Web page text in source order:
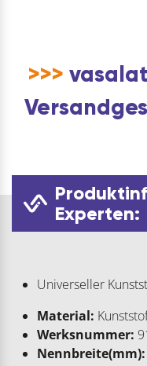
>>>
Experten:
Universeller
Material:
Werksnummer:
Nennbreite(mm):